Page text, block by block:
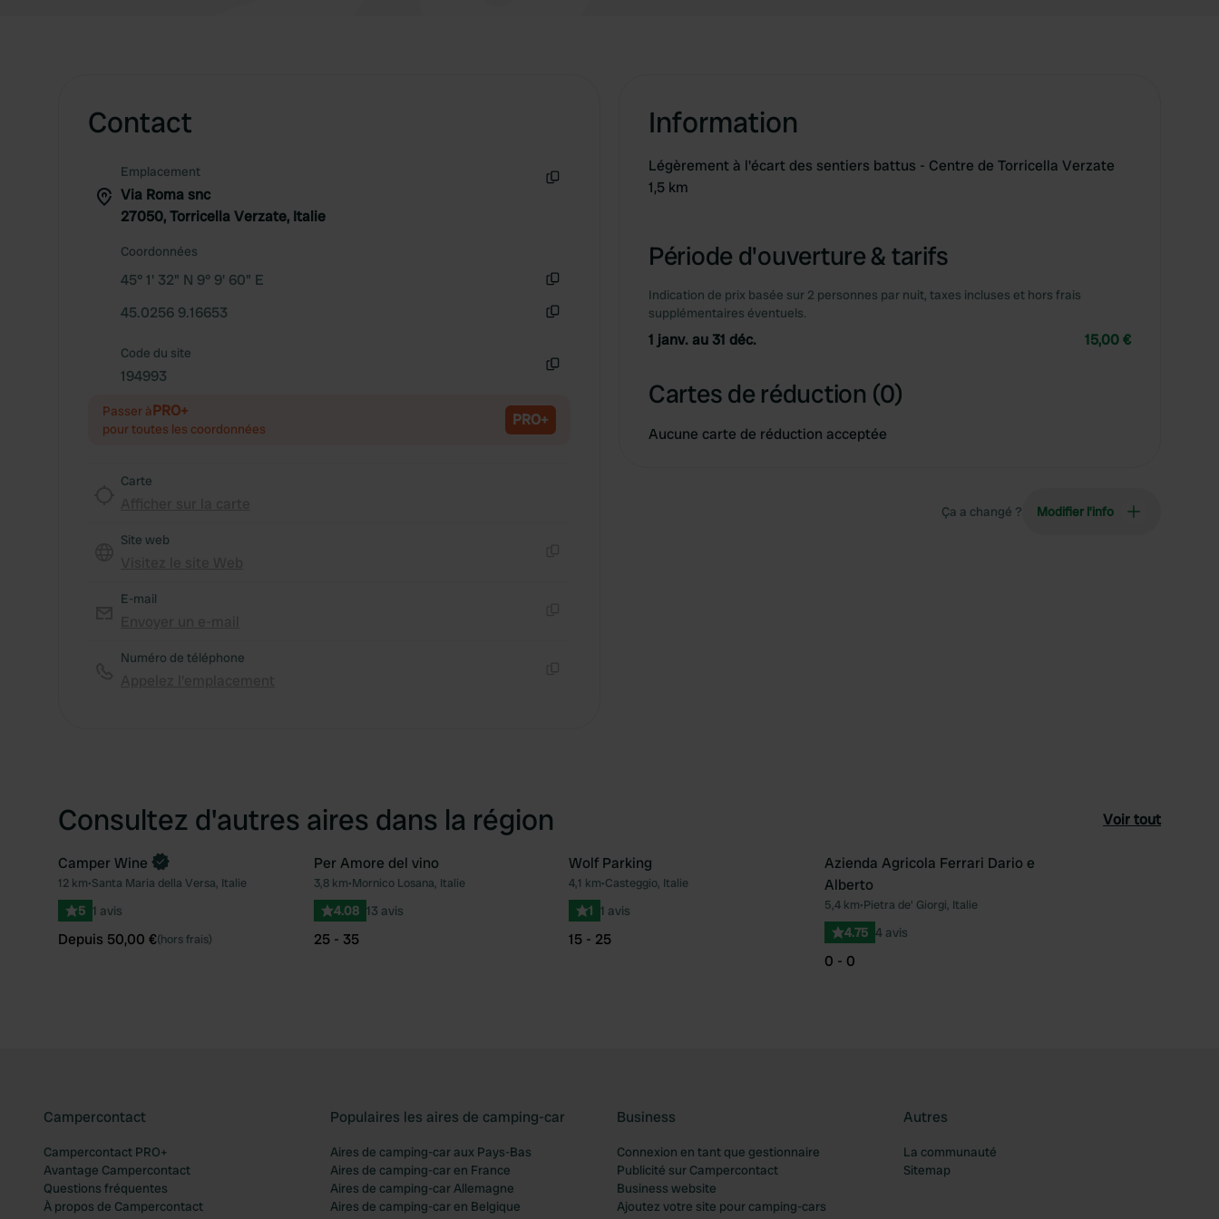
Contact
Emplacement
Via Roma snc
27050, Torricella Verzate, Italie
Coordonnées
45° 1' 32" N 9° 9' 60" E
45.0256 9.16653
Code du site
194993
Passer àPRO+
pour toutes les coordonnées PRO+
Carte
Site web
E-mail
Numéro de téléphone
Information
Légèrement à l'écart des sentiers battus - Centre de Torricella Verzate
1,5 km
Période d'ouverture & tarifs
Indication de prix basée sur 2 personnes par nuit, taxes incluses et hors frais
supplémentaires éventuels.
1 janv. au 31 déc. 15,00 €
Cartes de réduction (0)
Aucune carte de réduction acceptée
Ça a changé ? Modifier l’info
Consultez d'autres aires dans la région Voir tout
Préféré
Reserve maintenant
Camper Wine
12 km•Santa Maria della Versa, Italie
5 1 avis
Depuis 50,00 €(hors frais)
Préféré
Per Amore del vino
3,8 km•Mornico Losana, Italie
4.08 13 avis
25 - 35
Préféré
Wolf Parking
4,1 km•Casteggio, Italie
1 1 avis
15 - 25
Azienda Agricola Ferrari Dario e
Alberto
5,4 km•Pietra de' Giorgi, Italie
4.75 4 avis
0 - 0
Campercontact
Campercontact PRO+
Avantage Campercontact
Questions fréquentes
À propos de Campercontact
Populaires les aires de camping-car
Aires de camping-car aux Pays-Bas
Aires de camping-car en France
Aires de camping-car Allemagne
Aires de camping-car en Belgique
Business
Connexion en tant que gestionnaire
Publicité sur Campercontact
Business website
Ajoutez votre site pour camping-cars
Autres
La communauté
Sitemap